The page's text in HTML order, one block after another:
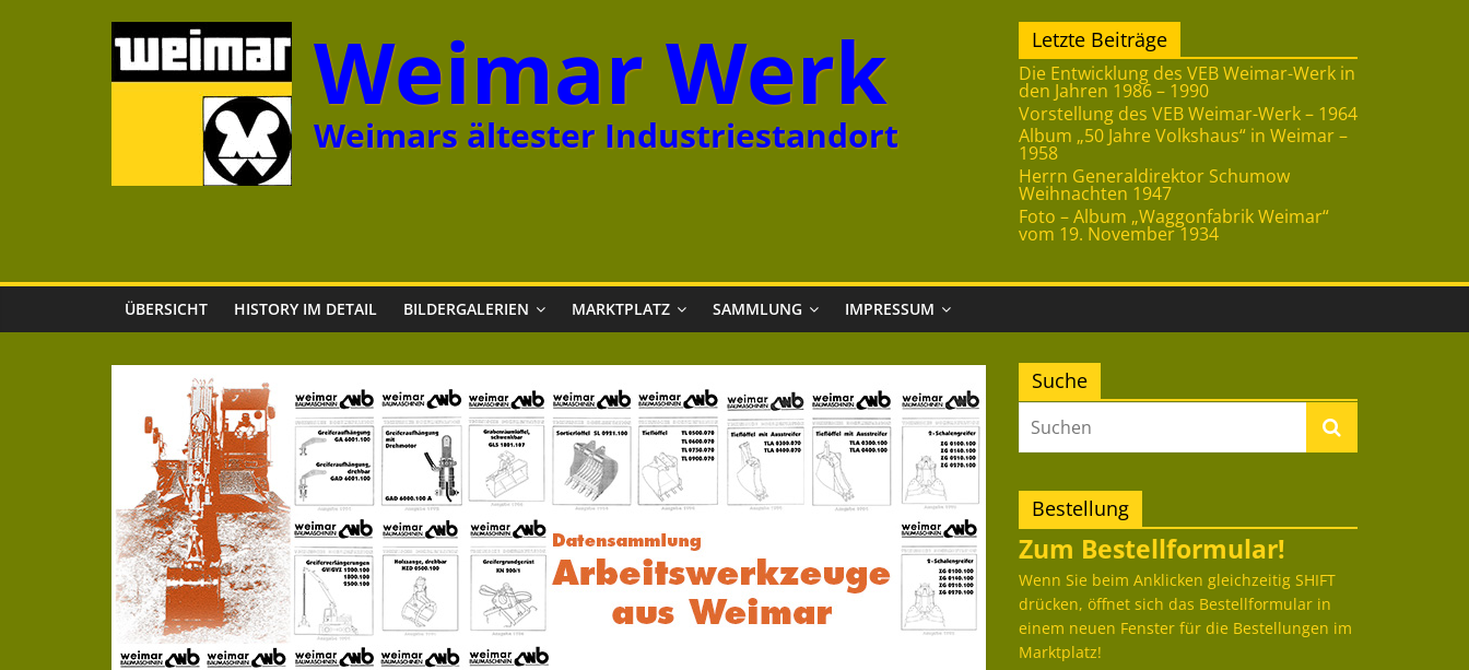
Weimar Werk
Weimars ältester Industriestandort
Letzte Beiträge
Die Entwicklung des VEB Weimar-Werk in
den Jahren 1986 – 1990
Vorstellung des VEB Weimar-Werk – 1964
Album „50 Jahre Volkshaus“ in Weimar –
1958
Herrn Generaldirektor Schumow
Weihnachten 1947
Foto – Album „Waggonfabrik Weimar“
vom 19. November 1934
ÜBERSICHT HISTORY IM DETAIL BILDERGALERIEN MARKTPLATZ SAMMLUNG IMPRESSUM
Suche
Bestellung
Zum Bestellformular!
Wenn Sie beim Anklicken gleichzeitig SHIFT
drücken, öffnet sich das Bestellformular in
einem neuen Fenster für die Bestellungen im
Marktplatz!